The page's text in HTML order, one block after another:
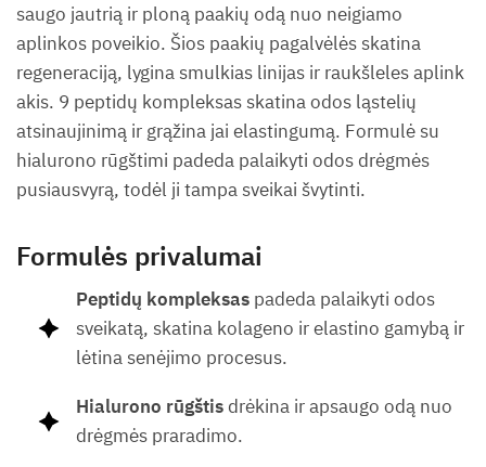
saugo jautrią ir ploną paakių odą nuo neigiamo
aplinkos poveikio. Šios paakių pagalvėlės skatina
regeneraciją, lygina smulkias linijas ir raukšleles aplink
akis. 9 peptidų kompleksas skatina odos ląstelių
atsinaujinimą ir grąžina jai elastingumą. Formulė su
hialurono rūgštimi padeda palaikyti odos drėgmės
pusiausvyrą, todėl ji tampa sveikai švytinti.
Formulės privalumai
Peptidų kompleksas padeda palaikyti odos
sveikatą, skatina kolageno ir elastino gamybą ir
lėtina senėjimo procesus.
Hialurono rūgštis drėkina ir apsaugo odą nuo
drėgmės praradimo.